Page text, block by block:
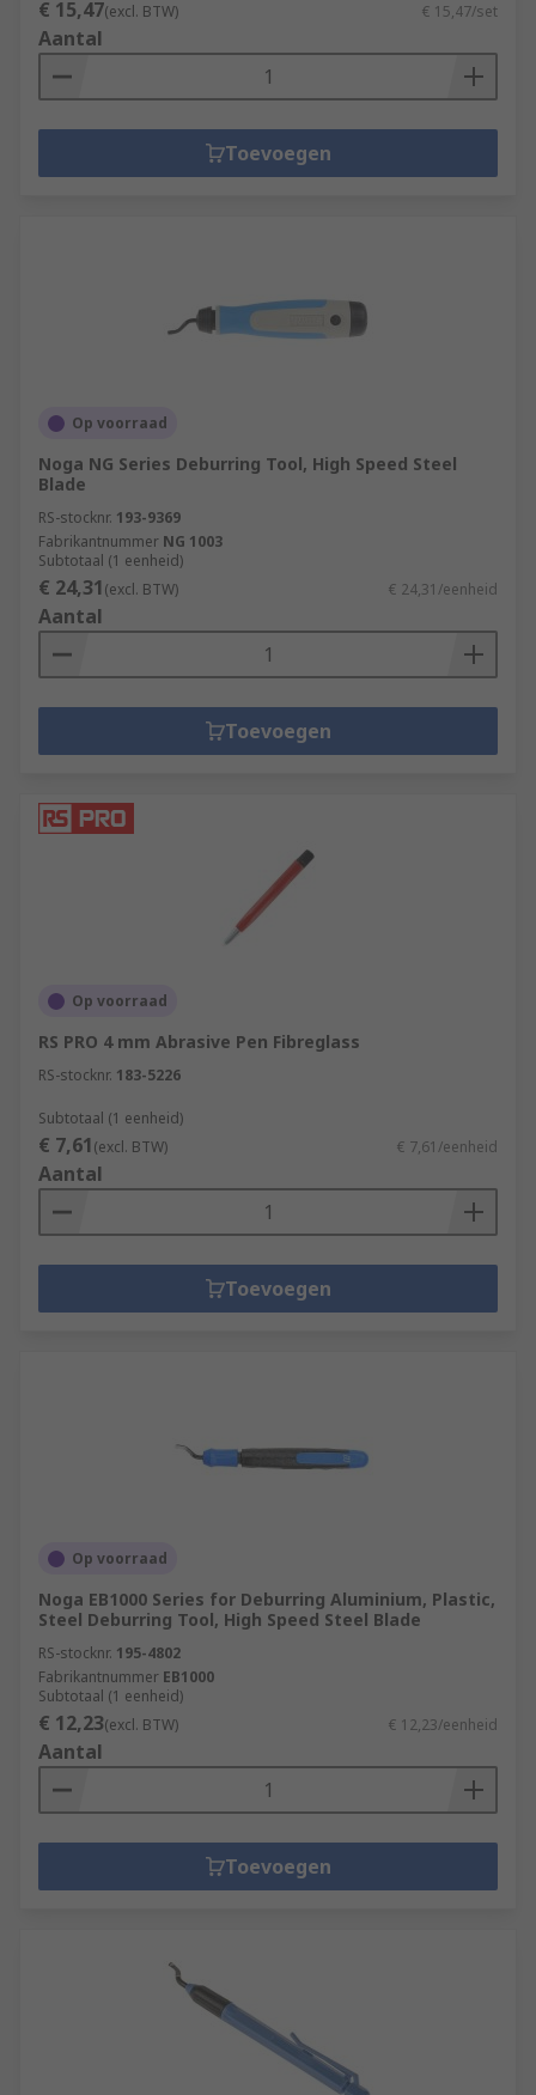
€ 15,47(excl. BTW) € 15,47/set
Aantal
Toevoegen
Op voorraad
Noga NG Series Deburring Tool, High Speed Steel
Blade
RS-stocknr. 193-9369
Fabrikantnummer NG 1003
Subtotaal (1 eenheid)
€ 24,31(excl. BTW) € 24,31/eenheid
Aantal
Toevoegen
Op voorraad
RS PRO 4 mm Abrasive Pen Fibreglass
RS-stocknr. 183-5226
Subtotaal (1 eenheid)
€ 7,61(excl. BTW) € 7,61/eenheid
Aantal
Toevoegen
Op voorraad
Noga EB1000 Series for Deburring Aluminium, Plastic,
Steel Deburring Tool, High Speed Steel Blade
RS-stocknr. 195-4802
Fabrikantnummer EB1000
Subtotaal (1 eenheid)
€ 12,23(excl. BTW) € 12,23/eenheid
Aantal
Toevoegen